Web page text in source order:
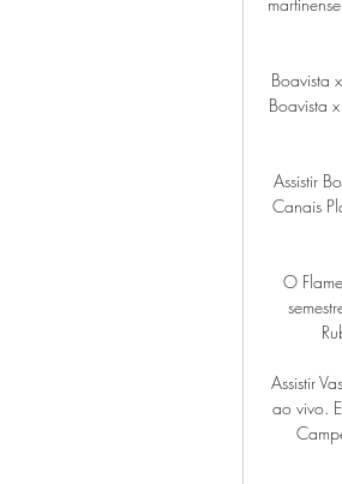
Boavista
Boavista
Assistir
Canais
O
Assistir
ao vivo.